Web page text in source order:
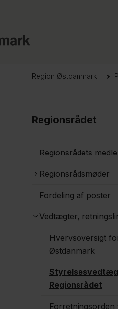
Region Østdanmark
Regionsrådet
Regionsrådets
Regionsrådsmøder
Fordeling af poster
Vedtægter,
Hvervsoversigt
Østdanmark
Regionsrådet
Forretningsorden